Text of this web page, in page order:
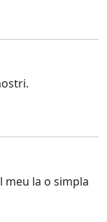
meu la o simpla